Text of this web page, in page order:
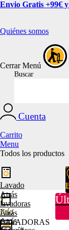
Envio Gratis +99€
Quiénes somos
CerrarMenú
Buscar
Cuenta
Carrito
Menu
Todos los productos
Lavado
Atrás
lavadoras
Atrás
LAVADORAS
Frío
Atrás